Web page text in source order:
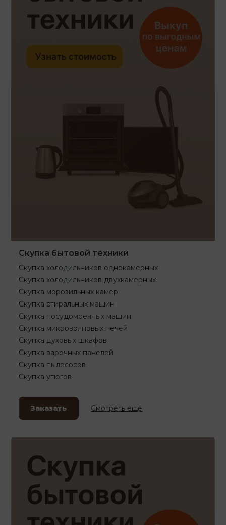
Скупка бытовой техники
Скупка холодильников однокамерных
Скупка холодильников двухкамерных
Скупка морозильных камер
Скупка стиральных машин
Скупка посудомоечных машин
Скупка микроволновых печей
Скупка духовых шкафов
Скупка варочных панелей
Скупка пылесосов
Скупка утюгов
Заказать Смотреть еще